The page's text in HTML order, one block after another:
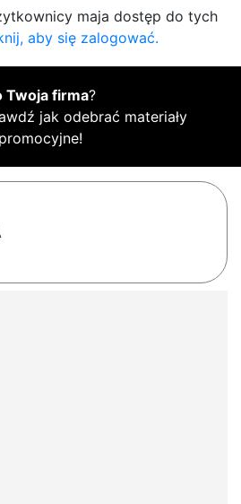
maja dostęp do tych
aby się zalogować.
Twoja firma?
jak odebrać materiały
promocyjne!